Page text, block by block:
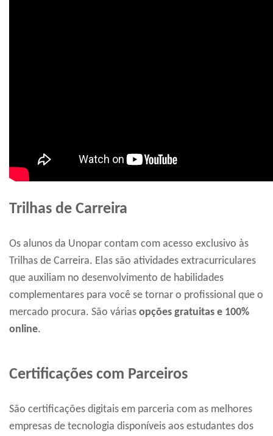
Trilhas de Carreira
Os alunos da Unopar contam com acesso exclusivo às
Trilhas de Carreira. Elas são atividades extracurriculares
que auxiliam no desenvolvimento de habilidades
complementares para você se tornar o profissional que o
mercado procura. São várias opções gratuitas e 100%
online.
Certificações com Parceiros
São certificações digitais em parceria com as melhores
empresas de tecnologia disponíveis aos estudantes dos